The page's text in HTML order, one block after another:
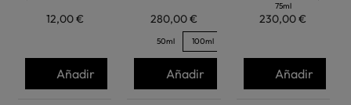
12,00 €
Añadir
280,00 €
50ml 100ml
Añadir
75ml
230,00 €
Añadir